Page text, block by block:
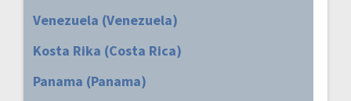
Venezuela (Venezuela)
Kosta Rika (Costa Rica)
Panama (Panama)